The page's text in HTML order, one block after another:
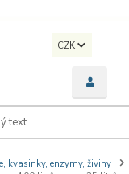
CZK
kvasinky, enzymy, živiny